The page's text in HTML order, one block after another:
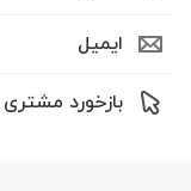
ایمیل
بازخورد مشتری